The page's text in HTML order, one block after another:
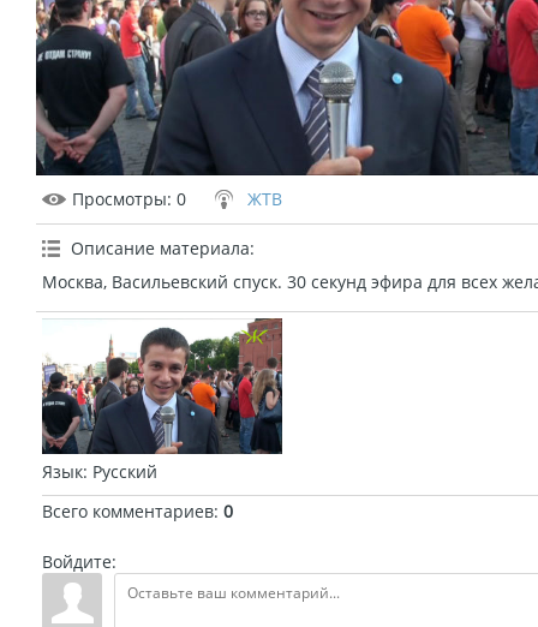
Просмотры: 0 ЖТВ
Описание материала:
Москва, Васильевский спуск. 30 секунд эфира для всех
Язык: Русский
Всего комментариев: 0
Войдите: